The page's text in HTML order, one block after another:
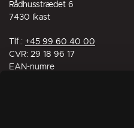
Rådhusstrædet 6
7430 Ikast
Tlf.: +45 99 60 40 00
CVR: 29 18 96 17
EAN-numre